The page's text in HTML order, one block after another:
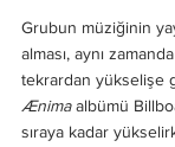
Grubun müziğinin
alması, aynı
tekrardan yükselişe
Ænima albümü
sıraya kadar